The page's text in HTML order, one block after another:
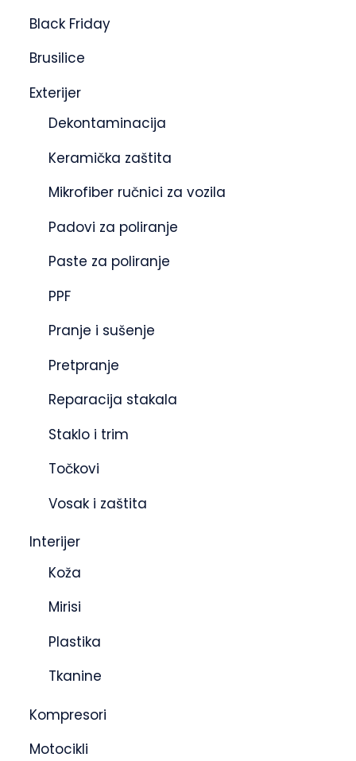
Black Friday
Brusilice
Exterijer
Dekontaminacija
Keramička zaštita
Mikrofiber ručnici za vozila
Padovi za poliranje
Paste za poliranje
PPF
Pranje i sušenje
Pretpranje
Reparacija stakala
Staklo i trim
Točkovi
Vosak i zaštita
Interijer
Koža
Mirisi
Plastika
Tkanine
Kompresori
Motocikli